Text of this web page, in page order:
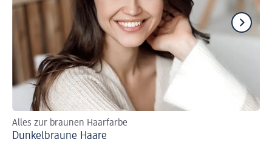
Alles zur braunen Haarfarbe
Dunkelbraune Haare